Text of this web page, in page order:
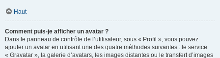
Haut
Comment puis-je afficher un avatar ?
Dans le panneau de contrôle de l’utilisateur, sous « Profil », vous pouvez
ajouter un avatar en utilisant une des quatre méthodes suivantes : le service
« Gravatar », la galerie d’avatars, les images distantes ou le transfert d’images